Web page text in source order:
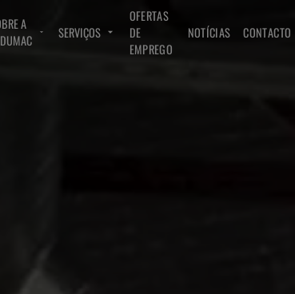
A
SERVIÇOS
OFERTAS
DE
EMPREGO
NOTÍCIAS CONTACTO